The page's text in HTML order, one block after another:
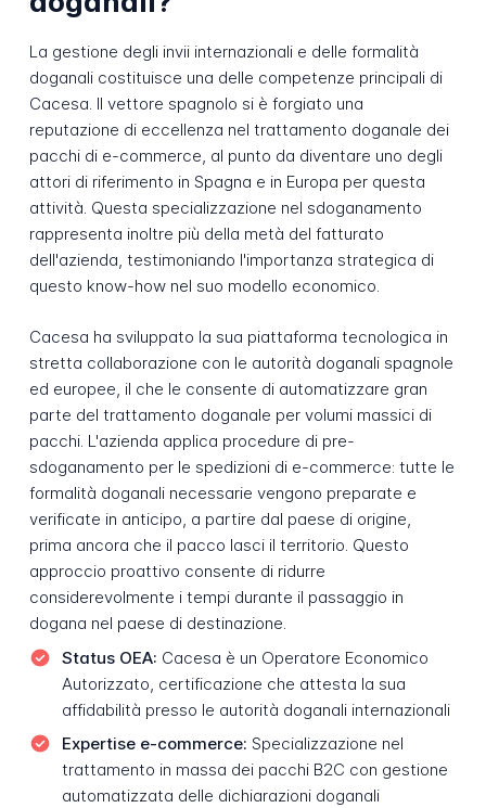
La gestione degli invii internazionali e delle formalità
doganali costituisce una delle competenze principali di
Cacesa. Il vettore spagnolo si è forgiato una
reputazione di eccellenza nel trattamento doganale dei
pacchi di e-commerce, al punto da diventare uno degli
attori di riferimento in Spagna e in Europa per questa
attività. Questa specializzazione nel sdoganamento
rappresenta inoltre più della metà del fatturato
dell'azienda, testimoniando l'importanza strategica di
questo know-how nel suo modello economico.
Cacesa ha sviluppato la sua piattaforma tecnologica in
stretta collaborazione con le autorità doganali spagnole
ed europee, il che le consente di automatizzare gran
parte del trattamento doganale per volumi massici di
pacchi. L'azienda applica procedure di pre-
sdoganamento per le spedizioni di e-commerce: tutte le
formalità doganali necessarie vengono preparate e
verificate in anticipo, a partire dal paese di origine,
prima ancora che il pacco lasci il territorio. Questo
approccio proattivo consente di ridurre
considerevolmente i tempi durante il passaggio in
dogana nel paese di destinazione.
Status OEA: Cacesa è un Operatore Economico
Autorizzato, certificazione che attesta la sua
affidabilità presso le autorità doganali internazionali
Expertise e-commerce: Specializzazione nel
trattamento in massa dei pacchi B2C con gestione
automatizzata delle dichiarazioni doganali